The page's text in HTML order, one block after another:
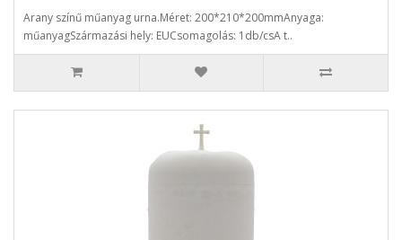
Arany színű műanyag urna.Méret: 200*210*200mmAnyaga:
műanyagSzármazási hely: EUCsomagolás: 1db/csA t..